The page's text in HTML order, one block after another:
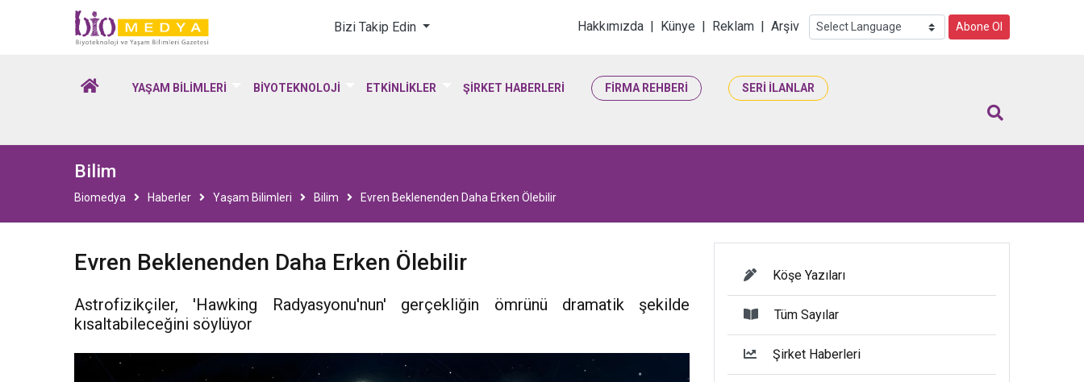
Biomedya - Biyoteknoloji & Yaşam Bilimleri
Bizi Takip Edin Hakkımızda | Künye | Reklam | Arşiv Abone Ol
YAŞAM BİLİMLERİ BİYOTEKNOLOJİ ETKİNLİKLER ŞİRKET HABERLERİ FİRMA REHBERİ SERİ İLANLAR
Bilim
Biomedya Haberler Yaşam Bilimleri Bilim Evren Beklenenden Daha Erken Ölebilir
Evren Beklenenden Daha Erken Ölebilir
Astrofizikçiler, 'Hawking Radyasyonu'nun' gerçekliğin ömrünü dramatik şekilde
kısaltabileceğini söylüyor
Köşe Yazıları
Tüm Sayılar
Şirket Haberleri